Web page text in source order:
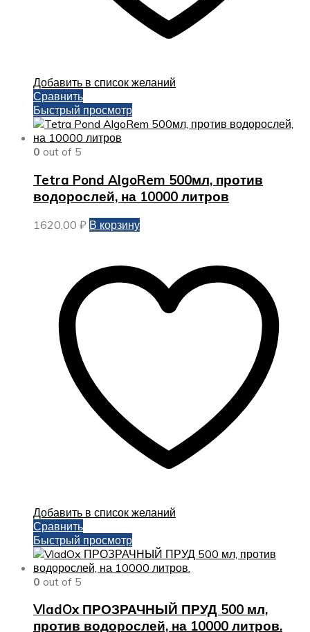
Добавить в список желаний
Сравнить
Быстрый просмотр
0 out of 5
Tetra Pond AlgoRem 500мл, против
водорослей, на 10000 литров
1620,00 ₽ В корзину
Добавить в список желаний
Сравнить
Быстрый просмотр
0 out of 5
VladOx ПРОЗРАЧНЫЙ ПРУД 500 мл,
против водорослей, на 10000 литров.